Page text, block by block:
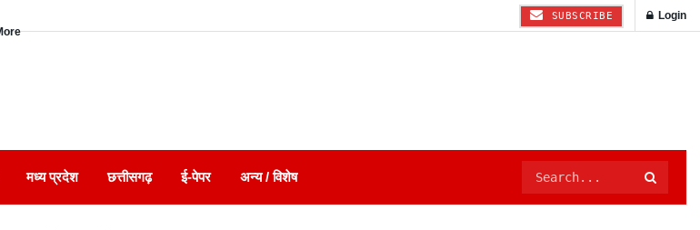
SUBSCRIBE Login
मध्य प्रदेश छत्तीसगढ़ ई-पेपर अन्य / विशेष